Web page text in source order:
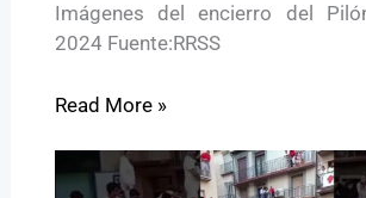
Imágenes del encierro del
2024 Fuente:RRSS
Read More »